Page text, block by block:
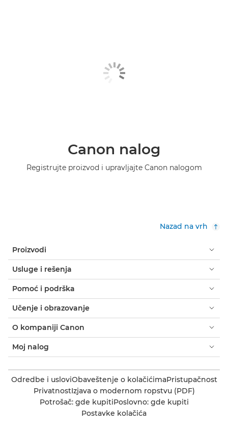
Canon nalog
Registrujte proizvod i upravljajte Canon nalogom
Nazad na vrh
Proizvodi
Usluge i rešenja
Pomoć i podrška
Učenje i obrazovanje
O kompaniji Canon
Moj nalog
Odredbe i usloviObaveštenje o kolačićimaPristupačnost
PrivatnostIzjava o modernom ropstvu (PDF)
Potrošač: gde kupitiPoslovno: gde kupiti
Postavke kolačića